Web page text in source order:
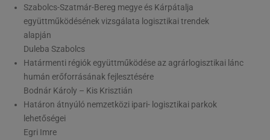
Szabolcs-Szatmár-Bereg megye és Kárpátalja
együttműködésének vizsgálata logisztikai trendek
alapján
Duleba Szabolcs
Határmenti régiók együttműködése az agrárlogisztikai lánc
humán erőforrásának fejlesztésére
Bodnár Károly – Kis Krisztián
Határon átnyúló nemzetközi ipari- logisztikai parkok
lehetőségei
Egri Imre